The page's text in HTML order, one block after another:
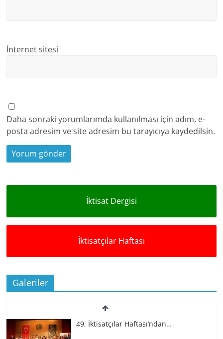
İnternet sitesi
Daha sonraki yorumlarımda kullanılması için adım, e-
posta adresim ve site adresim bu tarayıcıya kaydedilsin.
İktisat Dergisi
İktisatçılar Haftası
Galeriler
49. İktisatçılar Haftası’ndan…